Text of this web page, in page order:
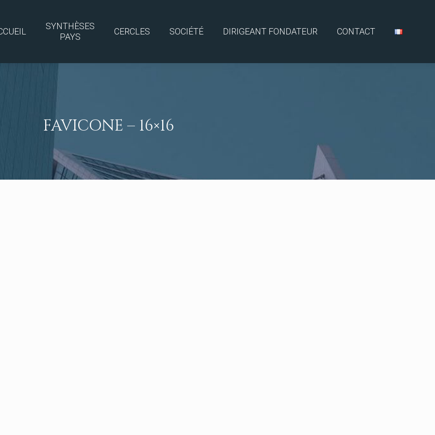
SYNTHÈSES
PAYS
CERCLES SOCIÉTÉ DIRIGEANT FONDATEUR CONTACT
FAVICONE – 16×16